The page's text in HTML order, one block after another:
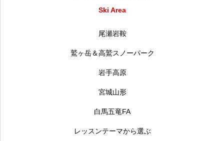
Ski Area
尾瀬岩鞍
鷲ヶ岳＆高鷲スノーパーク
岩手高原
宮城山形
白馬五竜FA
レッスンテーマから選ぶ